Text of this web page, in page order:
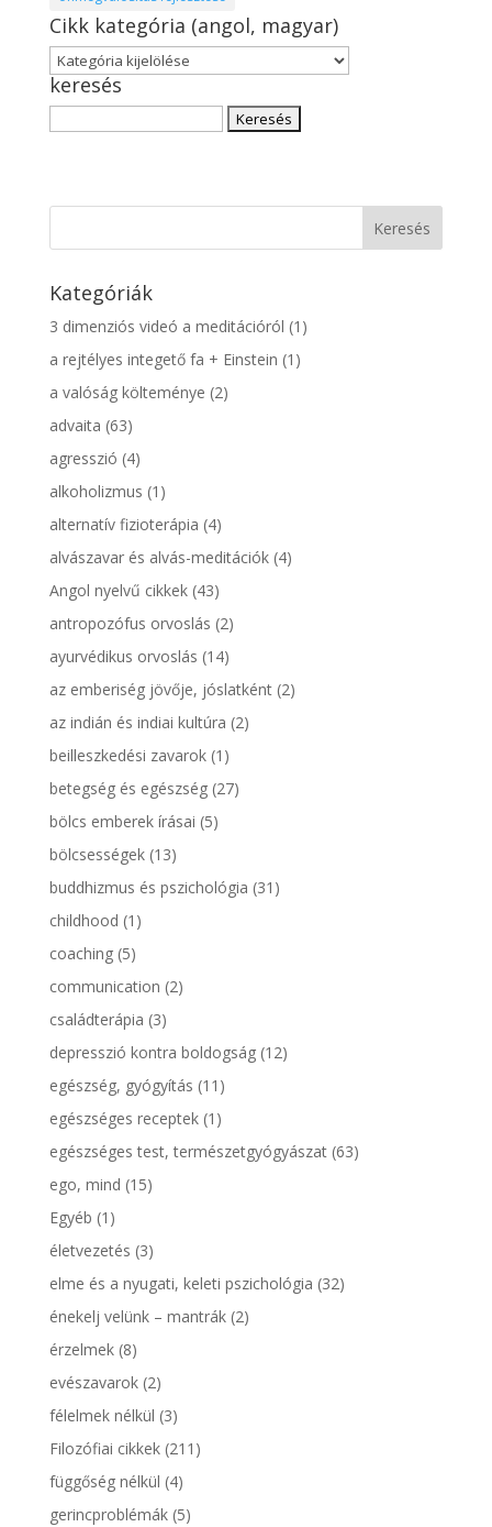
Cikk kategória (angol, magyar)
Cikk
kategória
(angol,
magyar)
keresés
Kategóriák
3 dimenziós videó a meditációról (1)
a rejtélyes integető fa + Einstein (1)
a valóság költeménye (2)
advaita (63)
agresszió (4)
alkoholizmus (1)
alternatív fizioterápia (4)
alvászavar és alvás-meditációk(4)
Angol nyelvű cikkek(43)
antropozófus orvoslás (2)
ayurvédikus orvoslás (14)
az emberiség jövője, jóslatként(2)
az indián és indiai kultúra (2)
beilleszkedési zavarok(1)
betegség és egészség(27)
bölcs emberek írásai (5)
bölcsességek(13)
buddhizmus és pszichológia (31)
childhood (1)
coaching(5)
communication (2)
családterápia (3)
depresszió kontra boldogság(12)
egészség, gyógyítás (11)
egészséges receptek(1)
egészséges test, természetgyógyászat(63)
ego, mind (15)
Egyéb (1)
életvezetés (3)
elme és a nyugati, keleti pszichológia (32)
énekelj velünk – mantrák(2)
érzelmek(8)
evészavarok(2)
félelmek nélkül (3)
Filozófiai cikkek(211)
függőség nélkül (4)
gerincproblémák(5)